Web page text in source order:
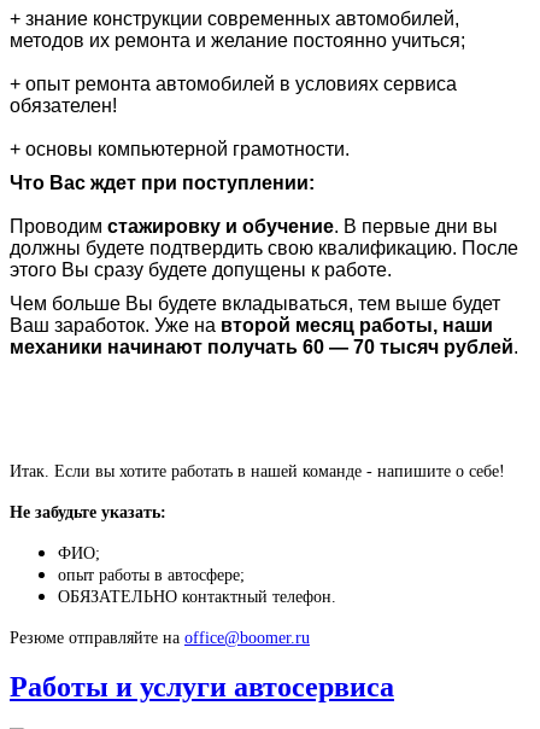
+ знание конструкции современных автомобилей,
методов их ремонта и желание постоянно учиться;
+ опыт ремонта автомобилей в условиях сервиса
обязателен!
+ основы компьютерной грамотности.
Что Вас ждет при поступлении:
Проводим стажировку и обучение. В первые дни вы
должны будете подтвердить свою квалификацию. После
этого Вы сразу будете допущены к работе.
Чем больше Вы будете вкладываться, тем выше будет
Ваш заработок. Уже на второй месяц работы, наши
механики начинают получать 60 — 70 тысяч рублей.
Итак. Если вы хотите работать в нашей команде - напишите о себе!
Не забудьте указать:
ФИО;
опыт работы в автосфере;
ОБЯЗАТЕЛЬНО контактный телефон.
Резюме отправляйте на office@boomer.ru
Работы и услуги автосервиса